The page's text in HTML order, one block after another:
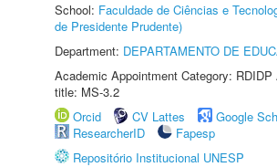
School: Faculdade de Ciências e
de Presidente Prudente)
Department: DEPARTAMENTO DE
Academic Appointment Category: RDIDP
title: MS-3.2
Orcid
CV Lattes
Google
ResearcherID
Fapesp
Repositório Institucional UNESP